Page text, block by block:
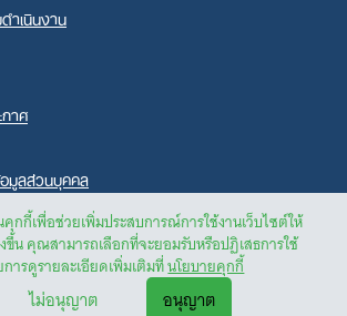
คุกกี้เพื่อช่วยเพิ่มประสบการณ์การใช้งานเว็บไซต์ให้
ขึ้น คุณสามารถเลือกที่จะยอมรับหรือปฏิเสธการใช้
ารดูรายละเอียดเพิ่มเติมที่นโยบายคุกกี้
ไม่อนุญาต อนุญาต
ำเนินงาน
าศ
มูลส่วนบุคคล